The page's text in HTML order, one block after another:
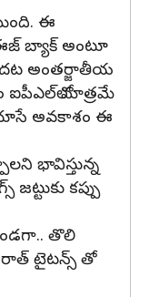
ఈ
బ్యాక్ అంటూ
అంతర్జాతీయ
ఐపీఎల్‌లో మాత్రమే
అవకాశం ఈ
భావిస్తున్న
కప్పు
తొలి
టైటన్స్ తో